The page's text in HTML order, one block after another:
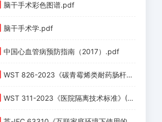
脑干手术彩色图谱.pdf
脑干手术学.pdf
中国心血管病预防指南（2017）.pdf
WST 826-2023《碳青霉烯类耐药肠杆菌预防与控制标准》.pdf
WST 311-2023《医院隔离技术标准》(1).pdf